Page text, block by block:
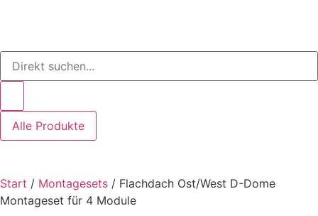
Alle Produkte
Start / Montagesets / Flachdach Ost/West D-Dome
Montageset für 4 Module